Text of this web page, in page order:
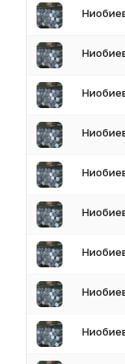
Применение
- Электроды и
-
-
- Детали
Условия поставки
- Склад в
- Паспорт и
- Резка и
- Доставка по